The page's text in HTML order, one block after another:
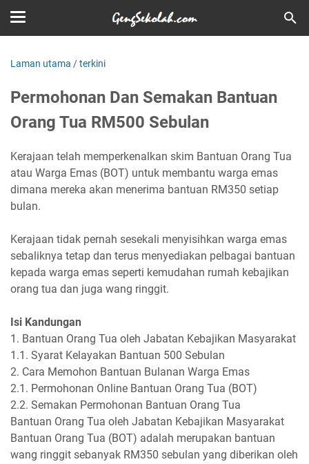
Laman utama /terkini
Permohonan Dan Semakan Bantuan
Orang Tua RM500 Sebulan
Kerajaan telah memperkenalkan skim Bantuan Orang Tua
atau Warga Emas (BOT) untuk membantu warga emas
dimana mereka akan menerima bantuan RM350 setiap
bulan.
Kerajaan tidak pernah sesekali menyisihkan warga emas
sebaliknya tetap dan terus menyediakan pelbagai bantuan
kepada warga emas seperti kemudahan rumah kebajikan
orang tua dan juga wang ringgit.
Isi Kandungan
1. Bantuan Orang Tua oleh Jabatan Kebajikan Masyarakat
1.1. Syarat Kelayakan Bantuan 500 Sebulan
2. Cara Memohon Bantuan Bulanan Warga Emas
2.1. Permohonan Online Bantuan Orang Tua (BOT)
2.2. Semakan Permohonan Bantuan Orang Tua
Bantuan Orang Tua oleh Jabatan Kebajikan Masyarakat
Bantuan Orang Tua (BOT) adalah merupakan bantuan
wang ringgit sebanyak RM350 sebulan yang diberikan oleh